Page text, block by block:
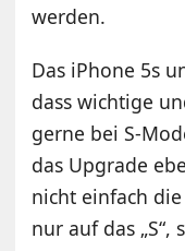
werden.
Das iPhone 5s
dass wichtige
gerne bei S-
das Upgrade
nicht einfach
nur auf das